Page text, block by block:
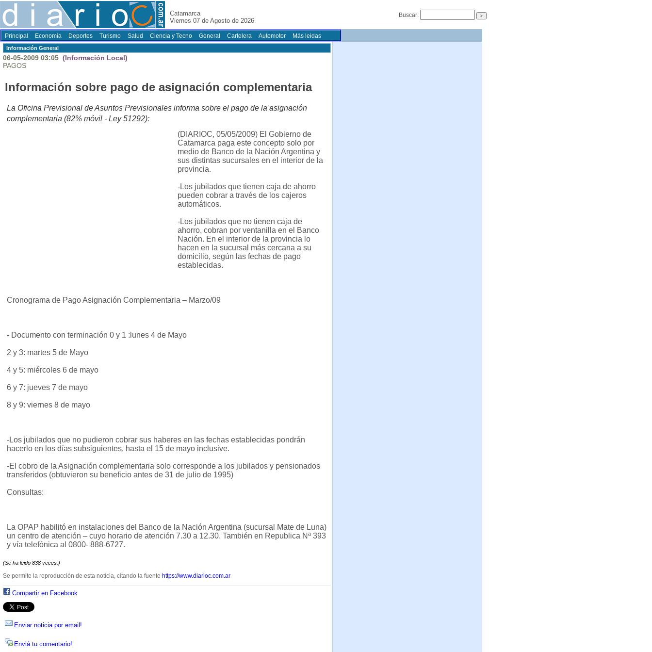
Catamarca
Viernes 07 de Agosto de 2026
Buscar:
Principal Economia Deportes Turismo Salud Ciencia y Tecno General Cartelera Automotor Más leidas
Información General
06-05-2009 03:05 (Información Local)
PAGOS
Información sobre pago de asignación complementaria
La Oficina Previsional de Asuntos Previsionales informa sobre el pago de la asignación
complementaria (82% móvil - Ley 51292):
(DIARIOC, 05/05/2009) El Gobierno de
Catamarca paga este concepto solo por
medio de Banco de la Nación Argentina y
sus distintas sucursales en el interior de la
provincia.
-Los jubilados que tienen caja de ahorro
pueden cobrar a través de los cajeros
automáticos.
-Los jubilados que no tienen caja de
ahorro, cobran por ventanilla en el Banco
Nación. En el interior de la provincia lo
hacen en la sucursal más cercana a su
domicilio, según las fechas de pago
establecidas.
Cronograma de Pago Asignación Complementaria – Marzo/09
- Documento con terminación 0 y 1 :lunes 4 de Mayo
2 y 3: martes 5 de Mayo
4 y 5: miércoles 6 de mayo
6 y 7: jueves 7 de mayo
8 y 9: viernes 8 de mayo
-Los jubilados que no pudieron cobrar sus haberes en las fechas establecidas pondrán
hacerlo en los días subsiguientes, hasta el 15 de mayo inclusive.
-El cobro de la Asignación complementaria solo corresponde a los jubilados y pensionados
transferidos (obtuvieron su beneficio antes de 31 de julio de 1995)
Consultas:
La OPAP habilitó en instalaciones del Banco de la Nación Argentina (sucursal Mate de Luna)
un centro de atención – cuyo horario de atención 7.30 a 12.30. También en Republica Nª 393
y vía telefónica al 0800- 888-6727.
(Se ha leido 838 veces.)
Se permite la reproducción de esta noticia, citando la fuente https://www.diarioc.com.ar
Compartir en Facebook
Enviar noticia por email!
Enviá tu comentario!